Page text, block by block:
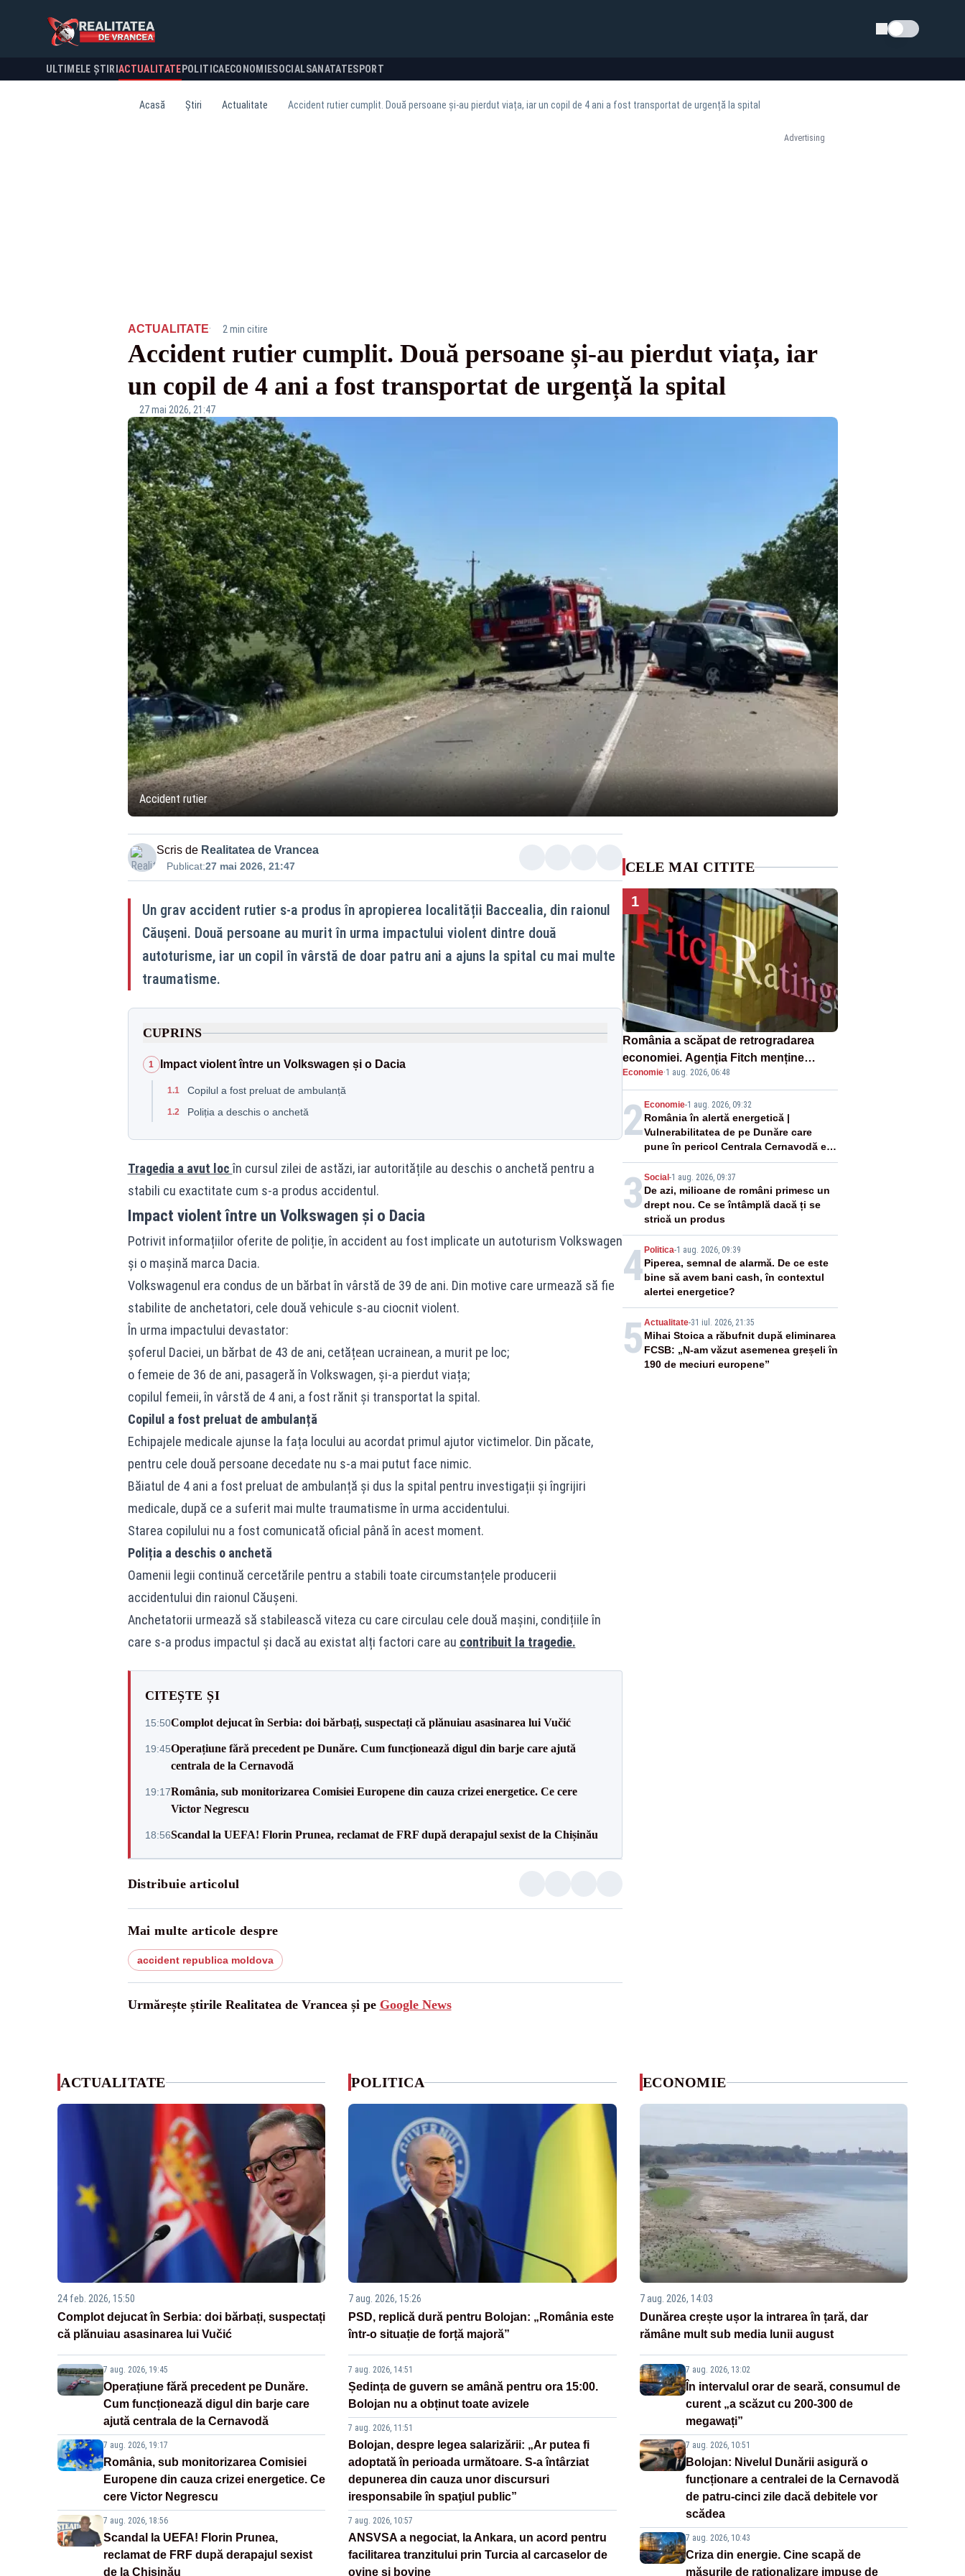
Schimba tema
ULTIMELE ȘTIRI ACTUALITATE POLITICA ECONOMIESOCIALSANATATESPORT
Acasă Știri Actualitate Accident rutier cumplit. Două persoane și-au pierdut viața, iar un copil de 4 ani a fost transportat de urgență la spital
Advertising
ACTUALITATE· 2 min citire
Accident rutier cumplit. Două persoane și-au pierdut viața, iar
un copil de 4 ani a fost transportat de urgență la spital
27 mai 2026, 21:47
Accident rutier
Scris de Realitatea de Vrancea
Publicat:27 mai 2026, 21:47
Un grav accident rutier s-a produs în apropierea localității Baccealia, din raionul
Căușeni. Două persoane au murit în urma impactului violent dintre două
autoturisme, iar un copil în vârstă de doar patru ani a ajuns la spital cu mai multe
traumatisme.
CUPRINS
1 Impact violent între un Volkswagen și o Dacia
1.1 Copilul a fost preluat de ambulanță
1.2 Poliția a deschis o anchetă
Tragedia a avut locîn cursul zilei de astăzi, iar autoritățile au deschis o anchetă pentru a
stabili cu exactitate cum s-a produs accidentul.
Impact violent între un Volkswagen și o Dacia
Potrivit informațiilor oferite de poliție, în accident au fost implicate un autoturism Volkswagen
și o mașină marca Dacia.
Volkswagenul era condus de un bărbat în vârstă de 39 de ani. Din motive care urmează să fie
stabilite de anchetatori, cele două vehicule s-au ciocnit violent.
În urma impactului devastator:
șoferul Daciei, un bărbat de 43 de ani, cetățean ucrainean, a murit pe loc;
o femeie de 36 de ani, pasageră în Volkswagen, și-a pierdut viața;
copilul femeii, în vârstă de 4 ani, a fost rănit și transportat la spital.
Copilul a fost preluat de ambulanță
Echipajele medicale ajunse la fața locului au acordat primul ajutor victimelor. Din păcate,
pentru cele două persoane decedate nu s-a mai putut face nimic.
Băiatul de 4 ani a fost preluat de ambulanță și dus la spital pentru investigații și îngrijiri
medicale, după ce a suferit mai multe traumatisme în urma accidentului.
Starea copilului nu a fost comunicată oficial până în acest moment.
Poliția a deschis o anchetă
Oamenii legii continuă cercetările pentru a stabili toate circumstanțele producerii
accidentului din raionul Căușeni.
Anchetatorii urmează să stabilească viteza cu care circulau cele două mașini, condițiile în
care s-a produs impactul și dacă au existat alți factori care au contribuit la tragedie.
CITEȘTE ȘI
15:50Complot dejucat în Serbia: doi bărbați, suspectați că plănuiau asasinarea lui Vučić
19:45Operațiune fără precedent pe Dunăre. Cum funcționează digul din barje care ajută
centrala de la Cernavodă
19:17România, sub monitorizarea Comisiei Europene din cauza crizei energetice. Ce cere
Victor Negrescu
18:56Scandal la UEFA! Florin Prunea, reclamat de FRF după derapajul sexist de la Chișinău
Distribuie articolul
Mai multe articole despre
accident republica moldova
Urmărește știrile Realitatea de Vrancea și pe Google News
CELE MAI CITITE
1
România a scăpat de retrogradarea
economiei. Agenția Fitch menține
ratingul „BBB-” cu perspectivă
negativă
Economie·1 aug. 2026, 06:48
2 Economie-1 aug. 2026, 09:32
România în alertă energetică |
Vulnerabilitatea de pe Dunăre care
pune în pericol Centrala Cernavodă era
cunoscută de pe vremea lui Ceaușescu
3 Social -1 aug. 2026, 09:37
De azi, milioane de români primesc un
drept nou. Ce se întâmplă dacă ți se
strică un produs
4 Politica-1 aug. 2026, 09:39
Piperea, semnal de alarmă. De ce este
bine să avem bani cash, în contextul
alertei energetice?
5 Actualitate-31 iul. 2026, 21:35
Mihai Stoica a răbufnit după eliminarea
FCSB: „N-am văzut asemenea greșeli în
190 de meciuri europene”
ACTUALITATE
24 feb. 2026, 15:50
Complot dejucat în Serbia: doi bărbați, suspectați
că plănuiau asasinarea lui Vučić
7 aug. 2026, 19:45
Operațiune fără precedent pe Dunăre.
Cum funcționează digul din barje care
ajută centrala de la Cernavodă
7 aug. 2026, 19:17
România, sub monitorizarea Comisiei
Europene din cauza crizei energetice. Ce
cere Victor Negrescu
7 aug. 2026, 18:56
Scandal la UEFA! Florin Prunea,
reclamat de FRF după derapajul sexist
de la Chișinău
POLITICA
7 aug. 2026, 15:26
PSD, replică dură pentru Bolojan: „România este
într-o situație de forță majoră”
7 aug. 2026, 14:51
Ședința de guvern se amână pentru ora 15:00.
Bolojan nu a obținut toate avizele
7 aug. 2026, 11:51
Bolojan, despre legea salarizării: „Ar putea fi
adoptată în perioada următoare. S-a întârziat
depunerea din cauza unor discursuri
iresponsabile în spaţiul public”
7 aug. 2026, 10:57
ANSVSA a negociat, la Ankara, un acord pentru
facilitarea tranzitului prin Turcia al carcaselor de
ovine și bovine
ECONOMIE
7 aug. 2026, 14:03
Dunărea crește ușor la intrarea în țară, dar
rămâne mult sub media lunii august
7 aug. 2026, 13:02
În intervalul orar de seară, consumul de
curent „a scăzut cu 200-300 de
megawați”
7 aug. 2026, 10:51
Bolojan: Nivelul Dunării asigură o
funcționare a centralei de la Cernavodă
de patru-cinci zile dacă debitele vor
scădea
7 aug. 2026, 10:43
Criza din energie. Cine scapă de
măsurile de raționalizare impuse de